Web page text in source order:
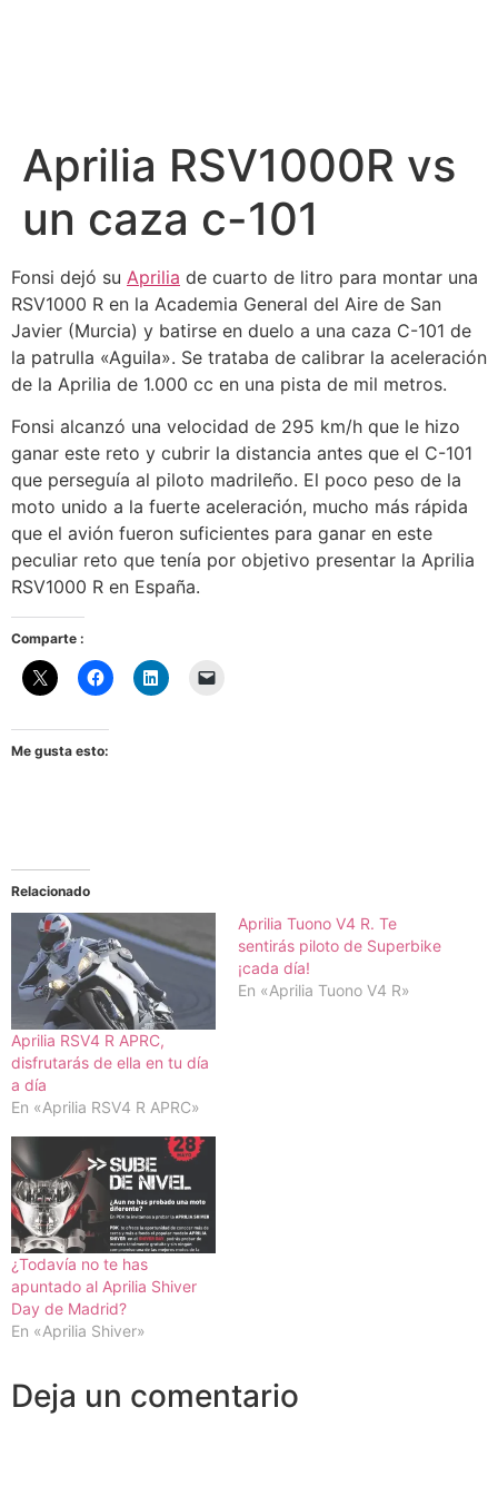
Aprilia RSV1000R vs
un caza c-101
Fonsi dejó su Aprilia de cuarto de litro para montar una
RSV1000 R en la Academia General del Aire de San
Javier (Murcia) y batirse en duelo a una caza C-101 de
la patrulla «Aguila». Se trataba de calibrar la aceleración
de la Aprilia de 1.000 cc en una pista de mil metros.
Fonsi alcanzó una velocidad de 295 km/h que le hizo
ganar este reto y cubrir la distancia antes que el C-101
que perseguía al piloto madrileño. El poco peso de la
moto unido a la fuerte aceleración, mucho más rápida
que el avión fueron suficientes para ganar en este
peculiar reto que tenía por objetivo presentar la Aprilia
RSV1000 R en España.
Comparte :
Me gusta esto:
Relacionado
Aprilia RSV4 R APRC,
disfrutarás de ella en tu día
a día
En «Aprilia RSV4 R APRC»
Aprilia Tuono V4 R. Te
sentirás piloto de Superbike
¡cada día!
En «Aprilia Tuono V4 R»
¿Todavía no te has
apuntado al Aprilia Shiver
Day de Madrid?
En «Aprilia Shiver»
Deja un comentario